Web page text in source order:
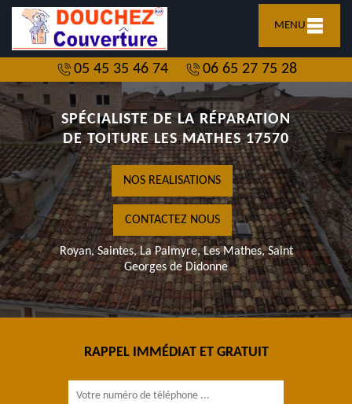
MENU
05 45 35 46 74 06 65 27 75 28
SPÉCIALISTE DE LA RÉPARATION
DE TOITURE LES MATHES 17570
NOS REALISATIONS
CONTACTEZ NOUS
Royan, Saintes, La Palmyre, Les Mathes, Saint
Georges de Didonne
RAPPEL IMMÉDIAT ET GRATUIT